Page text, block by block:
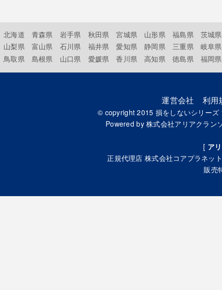
北海道 青森県 岩手県 秋田県 宮城県 山形県 福島県
茨城県
山梨県
富山県 石川県 福井県 愛知県 静岡県 三重県
岐阜県
鳥取県
島根県 山口県 愛媛県 香川県 高知県 徳島県 福岡県
運営会社 利用
© copyright 2015 損をしないシリー
Powered by株式会社アリアクラン
[ ア
正規代理店 株式会社コアプラネッ
販売